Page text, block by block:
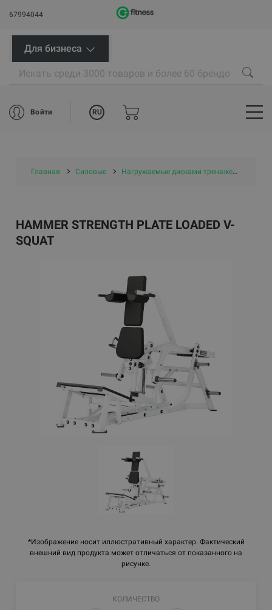
67994044
Для бизнеса
Войти RU
Главная Силовые Нагружаемые дисками тренажеры
*Изображение носит иллюстративный характер. Фактический
внешний вид продукта может отличаться от показанного на
рисунке.
HAMMER STRENGTH PLATE LOADED V-
SQUAT
КОЛИЧЕСТВО